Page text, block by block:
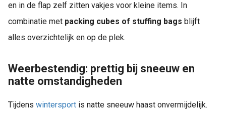
en in de flap zelf zitten vakjes voor kleine items. In
combinatie met packing cubes of stuffing bags blijft
alles overzichtelijk en op de plek.
Weerbestendig: prettig bij sneeuw en
natte omstandigheden
Tijdens wintersport is natte sneeuw haast onvermijdelijk.